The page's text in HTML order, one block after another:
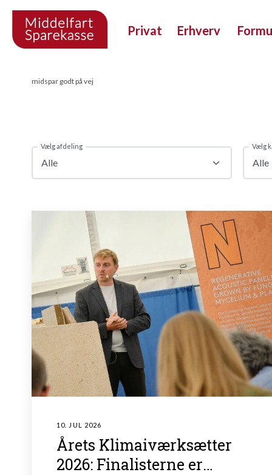
Privat Erhverv
midspar godt på vej
Vælg afdeling
Alle
Vælg
Alle
10. JUL 2026
Årets Klimaiværksætter
2026: Finalisterne er